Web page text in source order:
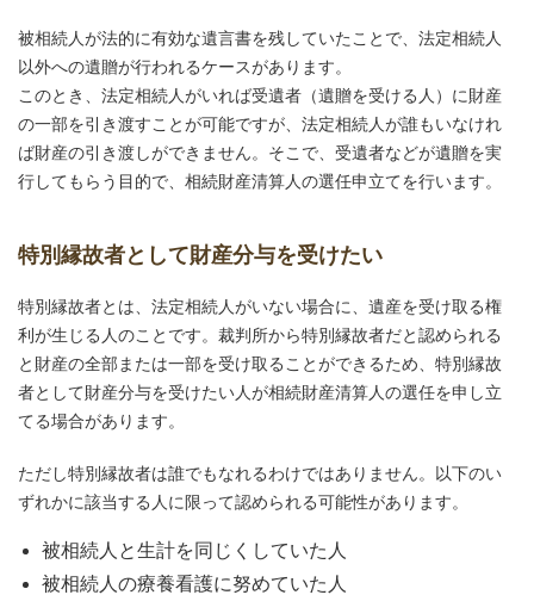
被相続人が法的に有効な遺言書を残していたことで、法定相続人
以外への遺贈が行われるケースがあります。
このとき、法定相続人がいれば受遺者（遺贈を受ける人）に財産
の一部を引き渡すことが可能ですが、法定相続人が誰もいなけれ
ば財産の引き渡しができません。そこで、受遺者などが遺贈を実
行してもらう目的で、相続財産清算人の選任申立てを行います。
特別縁故者として財産分与を受けたい
特別縁故者とは、法定相続人がいない場合に、遺産を受け取る権
利が生じる人のことです。裁判所から特別縁故者だと認められる
と財産の全部または一部を受け取ることができるため、特別縁故
者として財産分与を受けたい人が相続財産清算人の選任を申し立
てる場合があります。
ただし特別縁故者は誰でもなれるわけではありません。以下のい
ずれかに該当する人に限って認められる可能性があります。
被相続人と生計を同じくしていた人
被相続人の療養看護に努めていた人